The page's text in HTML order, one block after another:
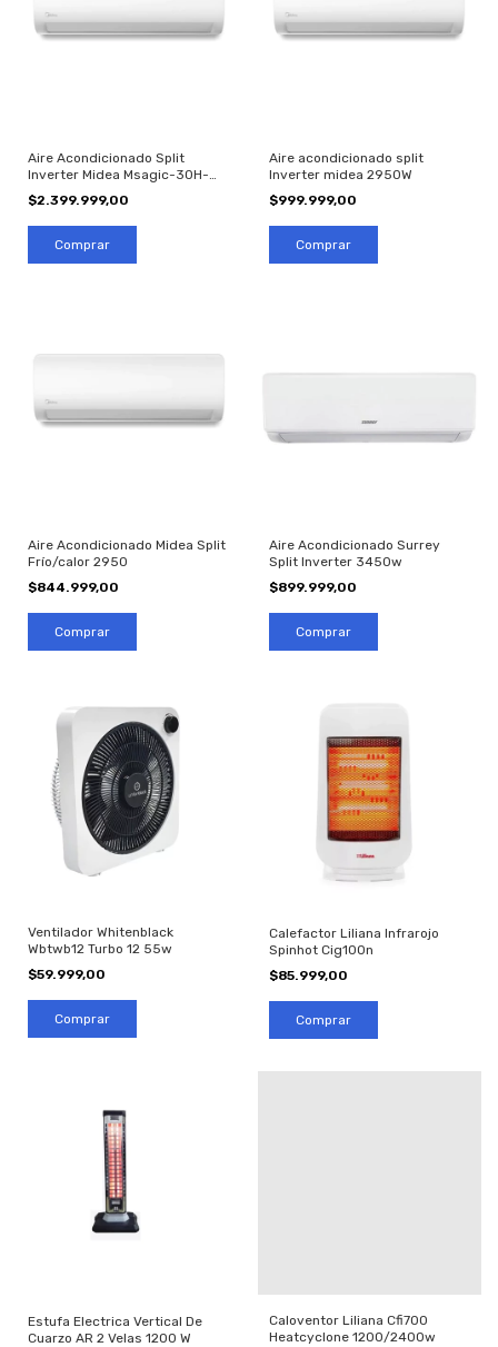
Aire Acondicionado Split
Inverter Midea Msagic-30H-
$2.399.999,00
Aire acondicionado split
Inverter midea 2950W
$999.999,00
Aire Acondicionado Midea Split
Frío/calor 2950
$844.999,00
Aire Acondicionado Surrey
Split Inverter 3450w
$899.999,00
Ventilador Whitenblack
Wbtwb12 Turbo 12 55w
$59.999,00
Calefactor Liliana Infrarojo
Spinhot Cig100n
$85.999,00
Estufa Electrica Vertical De
Cuarzo AR 2 Velas 1200 W
Caloventor Liliana Cfi700
Heatcyclone 1200/2400w